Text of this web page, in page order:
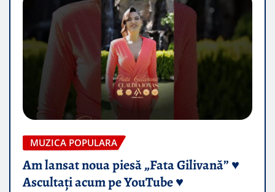
MUZICA POPULARA
Am lansat noua piesă „Fata Gilivană” ♥️
Ascultați acum pe YouTube ♥️